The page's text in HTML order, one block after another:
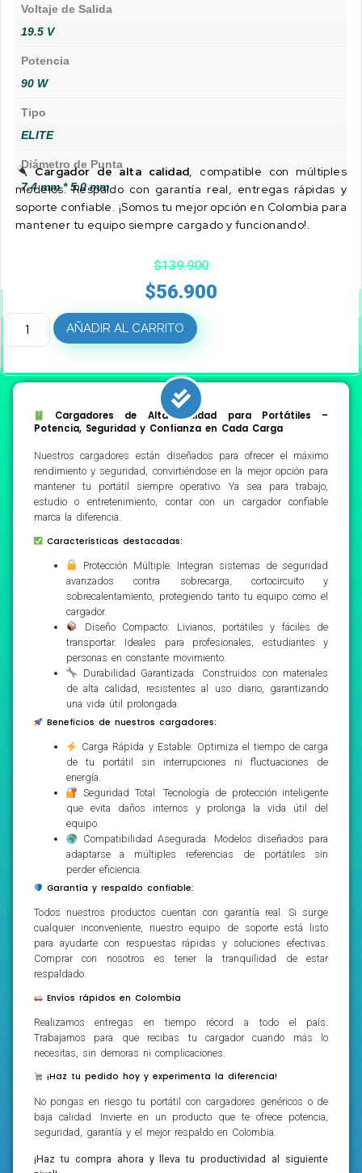
Voltaje de Salida
19.5 V
Potencia
90 W
Tipo
ELITE
Diámetro de Punta
7.4 mm * 5.0 mm
Cargador de alta calidad, compatible con múltiples
modelos. Respaldo con garantía real, entregas rápidas y
soporte confiable. ¡Somos tu mejor opción en Colombia para
mantener tu equipo siempre cargado y funcionando!.
$139.900
$56.900
AÑADIR AL CARRITO
Cargadores de Alta Calidad para Portátiles –
Potencia, Seguridad y Confianza en Cada Carga
Nuestros cargadores están diseñados para ofrecer el máximo
rendimiento y seguridad, convirtiéndose en la mejor opción para
mantener tu portátil siempre operativo. Ya sea para trabajo,
estudio o entretenimiento, contar con un cargador confiable
marca la diferencia.
Características destacadas:
Protección Múltiple: Integran sistemas de seguridad
avanzados contra sobrecarga, cortocircuito y
sobrecalentamiento, protegiendo tanto tu equipo como el
cargador.
Diseño Compacto: Livianos, portátiles y fáciles de
transportar. Ideales para profesionales, estudiantes y
personas en constante movimiento.
Durabilidad Garantizada: Construidos con materiales
de alta calidad, resistentes al uso diario, garantizando
una vida útil prolongada.
Beneficios de nuestros cargadores:
Carga Rápida y Estable: Optimiza el tiempo de carga
de tu portátil sin interrupciones ni fluctuaciones de
energía.
Seguridad Total: Tecnología de protección inteligente
que evita daños internos y prolonga la vida útil del
equipo.
Compatibilidad Asegurada: Modelos diseñados para
adaptarse a múltiples referencias de portátiles sin
perder eficiencia.
Garantía y respaldo confiable:
Todos nuestros productos cuentan con garantía real. Si surge
cualquier inconveniente, nuestro equipo de soporte está listo
para ayudarte con respuestas rápidas y soluciones efectivas.
Comprar con nosotros es tener la tranquilidad de estar
respaldado.
Envíos rápidos en Colombia
Realizamos entregas en tiempo récord a todo el país.
Trabajamos para que recibas tu cargador cuando más lo
necesitas, sin demoras ni complicaciones.
¡Haz tu pedido hoy y experimenta la diferencia!
No pongas en riesgo tu portátil con cargadores genéricos o de
baja calidad. Invierte en un producto que te ofrece potencia,
seguridad, garantía y el mejor respaldo en Colombia.
¡Haz tu compra ahora y lleva tu productividad al siguiente